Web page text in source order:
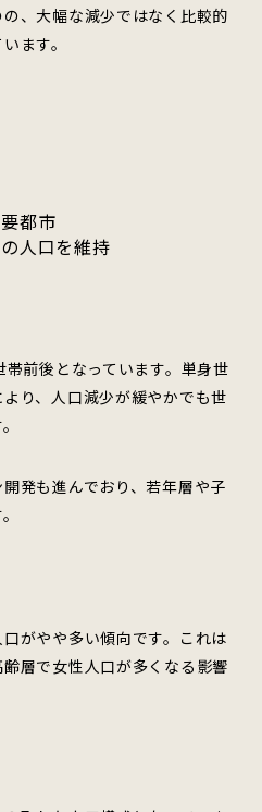
、大幅な減少ではなく比較的
ます。
都市
人口を維持
前後となっています。単身世
り、人口減少が緩やかでも世
発も進んでおり、若年層や子
がやや多い傾向です。これは
層で女性人口が多くなる影響